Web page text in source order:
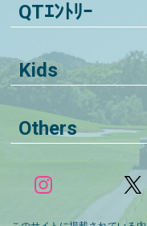
QTｴﾝﾄﾘｰ
Kids
Others